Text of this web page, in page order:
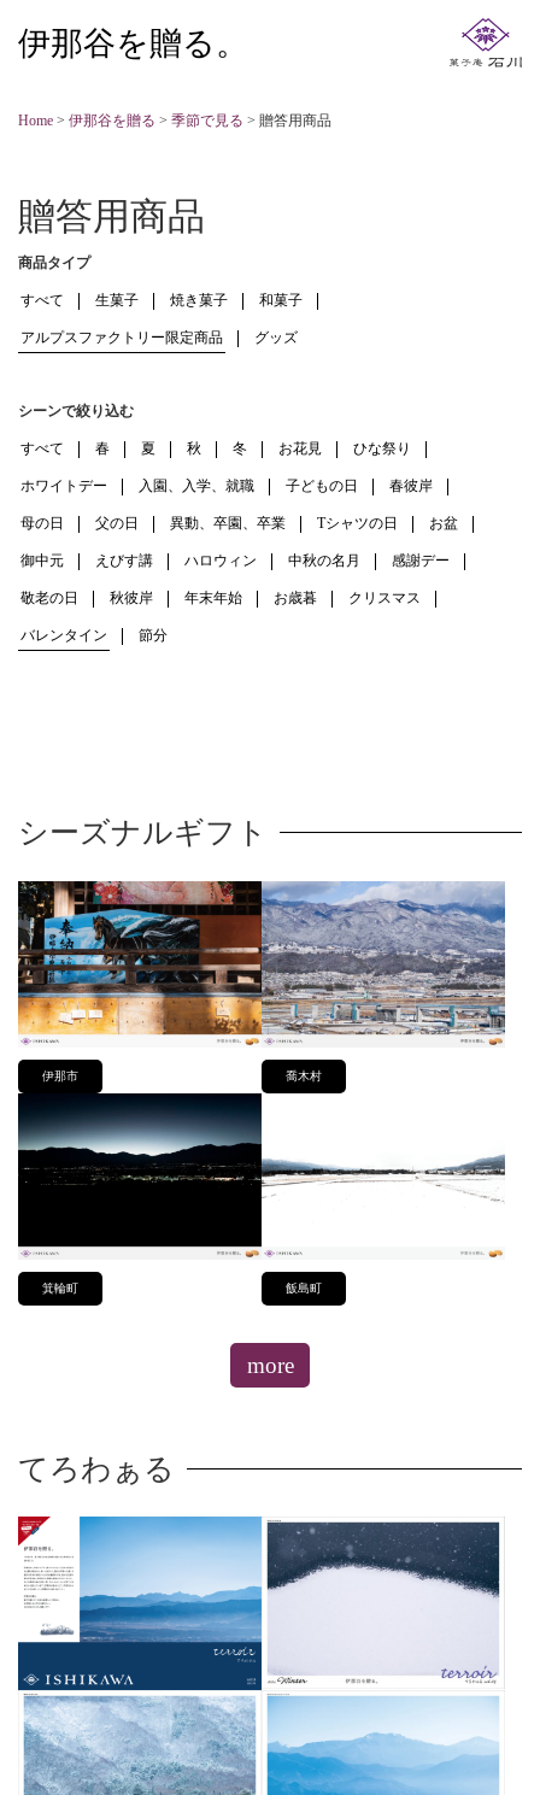
伊那谷を贈る。
Home > 伊那谷を贈る > 季節で見る > 贈答用商品
贈答用商品
商品タイプ
すべて 生菓子 焼き菓子 和菓子
アルプスファクトリー限定商品 グッズ
シーンで絞り込む
すべて 春 夏 秋 冬 お花見 ひな祭り
ホワイトデー 入園、入学、就職 子どもの日 春彼岸
母の日 父の日 異動、卒園、卒業 Tシャツの日 お盆
御中元 えびす講 ハロウィン 中秋の名月 感謝デー
敬老の日 秋彼岸 年末年始 お歳暮 クリスマス
バレンタイン 節分
シーズナルギフト
伊那市 喬木村
箕輪町 飯島町
more
てろわぁる